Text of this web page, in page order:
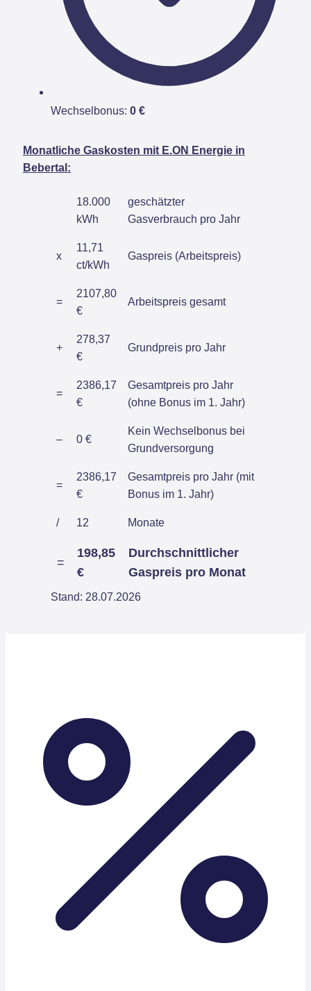
Wechselbonus: 0 €
Monatliche Gaskosten mit E.ON Energie in
Bebertal:
18.000
kWh
geschätzter
Gasverbrauch pro Jahr
x
11,71
ct/kWh
Gaspreis (Arbeitspreis)
=
2107,80
€
Arbeitspreis gesamt
+
278,37
€
Grundpreis pro Jahr
=
2386,17
€
Gesamtpreis pro Jahr
(ohne Bonus im 1. Jahr)
– 0 €
Kein Wechselbonus bei
Grundversorgung
=
2386,17
€
Gesamtpreis pro Jahr (mit
Bonus im 1. Jahr)
/ 12 Monate
=
198,85
€
Durchschnittlicher
Gaspreis pro Monat
Stand: 28.07.2026